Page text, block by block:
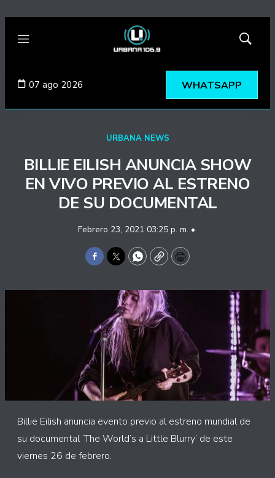
Menú
Mostrar
07 ago 2026 WHATSAPP
URBANA NEWS
BILLIE EILISH ANUNCIA SHOW
EN VIVO PREVIO AL ESTRENO
DE SU DOCUMENTAL
Febrero 23, 2021 03:25 p. m. •
Facebook
TwitterWhatsApp
CopyPrint
Billie Eilish anuncia evento previo al estreno mundial de
su documental ‘The World’s a Little Blurry’ de este
viernes 26 de febrero.